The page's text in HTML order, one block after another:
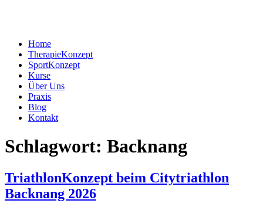
Home
TherapieKonzept
SportKonzept
Kurse
Über Uns
Praxis
Blog
Kontakt
Schlagwort: Backnang
TriathlonKonzept beim Citytriathlon
Backnang 2026